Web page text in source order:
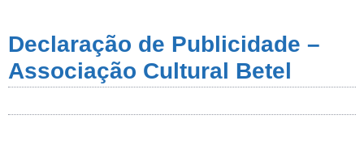
Declaração de Publicidade –
Associação Cultural Betel